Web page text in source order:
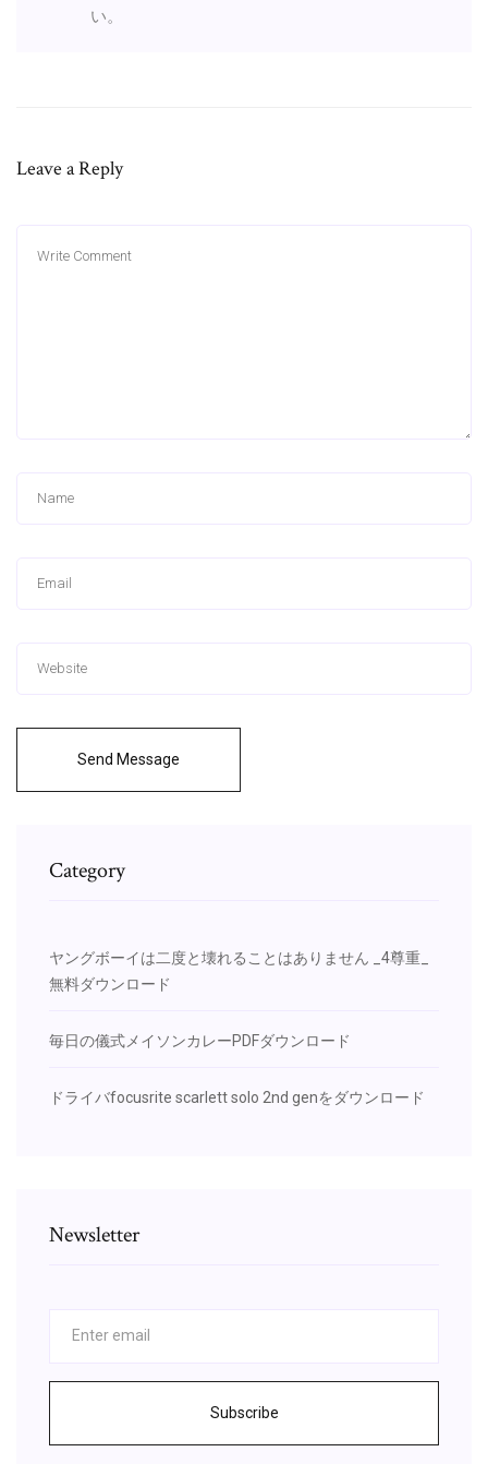
い。
Leave a Reply
Send Message
Category
ヤングボーイは二度と壊れることはありません _4尊重_
無料ダウンロード
毎日の儀式メイソンカレーPDFダウンロード
ドライバfocusrite scarlett solo 2nd genをダウンロード
Newsletter
Subscribe